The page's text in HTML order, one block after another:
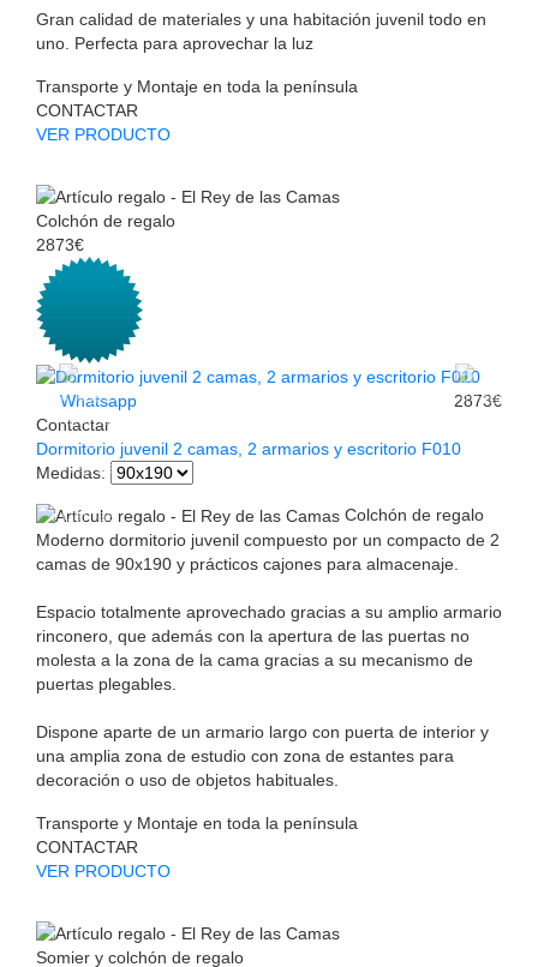
Gran calidad de materiales y una habitación juvenil todo en
uno. Perfecta para aprovechar la luz
Transporte y Montaje en toda la península
CONTACTAR
VER PRODUCTO
Colchón de regalo
2873€
Whatsapp
Contactar
2873€
Dormitorio juvenil 2 camas, 2 armarios y escritorio F010
Medidas:
Colchón de regalo
Moderno dormitorio juvenil compuesto por un compacto de 2
camas de 90x190 y prácticos cajones para almacenaje.
Espacio totalmente aprovechado gracias a su amplio armario
rinconero, que además con la apertura de las puertas no
molesta a la zona de la cama gracias a su mecanismo de
puertas plegables.
Dispone aparte de un armario largo con puerta de interior y
una amplia zona de estudio con zona de estantes para
decoración o uso de objetos habituales.
Transporte y Montaje en toda la península
CONTACTAR
VER PRODUCTO
Somier y colchón de regalo